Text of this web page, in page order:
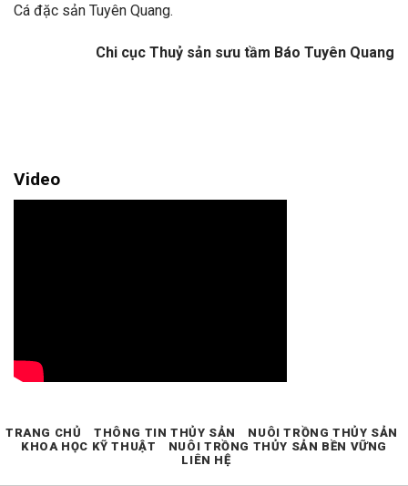
Cá đặc sản Tuyên Quang.
Chi cục Thuỷ sản sưu tầm Báo Tuyên Quang
Video
TRANG CHỦ THÔNG TIN THỦY SẢN
NUÔI TRỒNG THỦY SẢN
KHOA HỌC KỸ THUẬT
NUÔI TRỒNG THỦY SẢN BỀN VỮNG
LIÊN HỆ